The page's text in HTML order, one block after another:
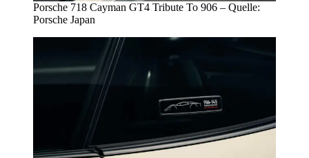
Porsche 718 Cayman GT4 Tribute To 906 – Quelle:
Porsche Japan